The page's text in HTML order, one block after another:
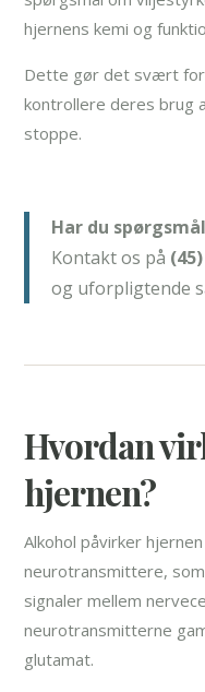
hjernens kemi og
Dette gør det svært
kontrollere deres brug
stoppe.
Har du
Kontakt os på
og uforpligtende
Hvordan
hjernen?
Alkohol påvirker
neurotransmittere,
signaler mellem
neurotransmitterne
glutamat.